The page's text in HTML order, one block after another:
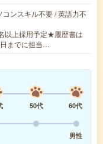
ンスキル不要 / 英語力不
以上採用予定★履歴書は
までに担当…
50代
60代
男性